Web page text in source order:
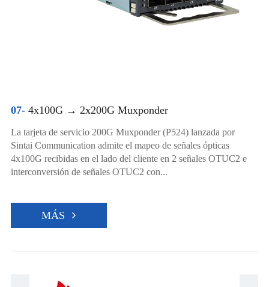
07-4x100G → 2x200G Muxponder
La tarjeta de servicio 200G Muxponder (P524) lanzada por
Sintai Communication admite el mapeo de señales ópticas
4x100G recibidas en el lado del cliente en 2 señales OTUC2 e
interconversión de señales OTUC2 con...
MÁS